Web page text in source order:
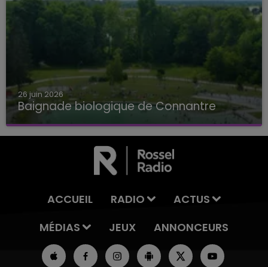
26 juin 2026
Baignade biologique de Connantre
Baignade biologique de Connantre
ACCUEIL RADIO
ACTUS
MÉDIAS
JEUX ANNONCEURS